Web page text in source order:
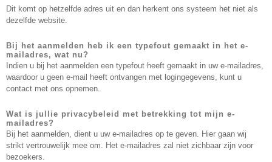
Dit komt op hetzelfde adres uit en dan herkent ons systeem het niet als
dezelfde website.
Bij het aanmelden heb ik een typefout gemaakt in het e-
mailadres, wat nu?
Indien u bij het aanmelden een typefout heeft gemaakt in uw e-mailadres,
waardoor u geen e-mail heeft ontvangen met logingegevens, kunt u
contact met ons opnemen.
Wat is jullie privacybeleid met betrekking tot mijn e-
mailadres?
Bij het aanmelden, dient u uw e-mailadres op te geven. Hier gaan wij
strikt vertrouwelijk mee om. Het e-mailadres zal niet zichbaar zijn voor
bezoekers.